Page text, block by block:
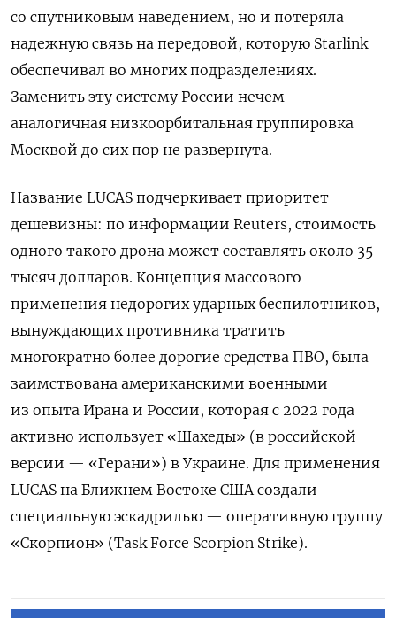
со спутниковым наведением, но и потеряла
надежную связь на передовой, которую Starlink
обеспечивал во многих подразделениях.
Заменить эту систему России нечем —
аналогичная низкоорбитальная группировка
Москвой до сих пор не развернута.
Название LUCAS подчеркивает приоритет
дешевизны: по информации Reuters, стоимость
одного такого дрона может составлять около 35
тысяч долларов. Концепция массового
применения недорогих ударных беспилотников,
вынуждающих противника тратить
многократно более дорогие средства ПВО, была
заимствована американскими военными
из опыта Ирана и России, которая с 2022 года
активно использует «Шахеды» (в российской
версии — «Герани») в Украине. Для применения
LUCAS на Ближнем Востоке США создали
специальную эскадрилью — оперативную группу
«Скорпион» (Task Force Scorpion Strike).